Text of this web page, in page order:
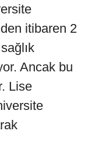
itibaren 2
Ancak bu
Lise